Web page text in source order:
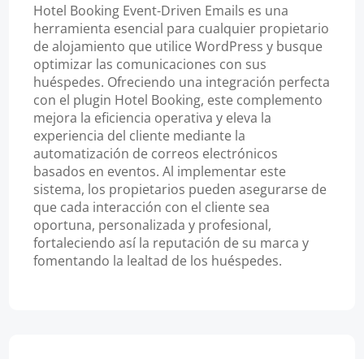
Hotel Booking Event-Driven Emails es una
herramienta esencial para cualquier propietario
de alojamiento que utilice WordPress y busque
optimizar las comunicaciones con sus
huéspedes. Ofreciendo una integración perfecta
con el plugin Hotel Booking, este complemento
mejora la eficiencia operativa y eleva la
experiencia del cliente mediante la
automatización de correos electrónicos
basados en eventos. Al implementar este
sistema, los propietarios pueden asegurarse de
que cada interacción con el cliente sea
oportuna, personalizada y profesional,
fortaleciendo así la reputación de su marca y
fomentando la lealtad de los huéspedes.